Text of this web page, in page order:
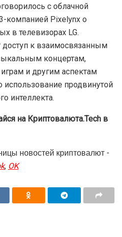
с облачной
компанией Pixelynx о
в телевизорах LG.
к взаимосвязанным
концертам,
и другим аспектам
продвинутой
интеллекта.
на Криптовалюта.Tech в
новостей криптовалют -
,OK